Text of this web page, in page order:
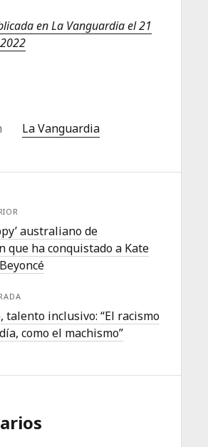
en La Vanguardia el 21
La Vanguardia
australiano de
que ha conquistado a Kate
talento inclusivo: “El racismo
como el machismo”